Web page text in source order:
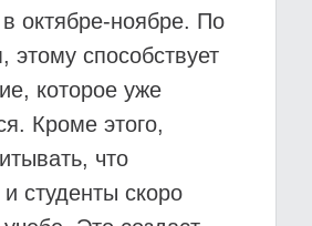
октябре-ноябре. По
этому способствует
которое уже
Кроме этого,
что
студенты скоро